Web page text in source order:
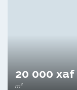
20 000 xaf
m²